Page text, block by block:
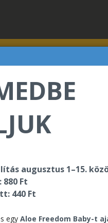
augusztus 1–15.
880 Ft
440 Ft
egy Aloe Freedom Baby-t